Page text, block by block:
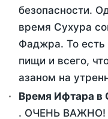
безопасности.
время Сухура
Фаджра. То
пищи и всего,
азаном на
Время Ифтара в
. ОЧЕНЬ ВАЖНО!